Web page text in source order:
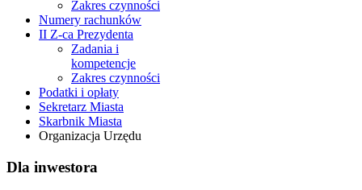
Zakres czynności
Numery rachunków
II Z-ca Prezydenta
Zadania i
kompetencje
Zakres czynności
Podatki i opłaty
Sekretarz Miasta
Skarbnik Miasta
Organizacja Urzędu
Dla inwestora